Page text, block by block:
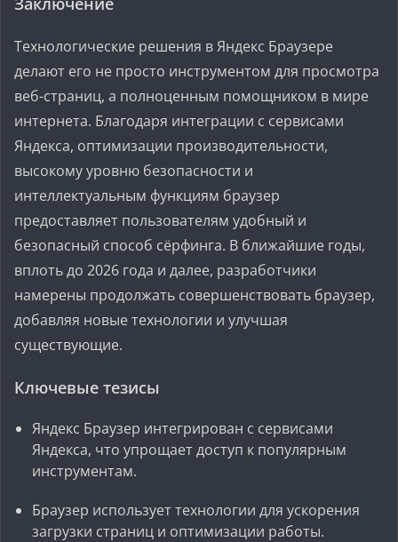
Технологические решения в Яндекс Браузере
делают его не просто инструментом для просмотра
веб-страниц, а полноценным помощником в мире
интернета. Благодаря интеграции с сервисами
Яндекса, оптимизации производительности,
высокому уровню безопасности и
интеллектуальным функциям браузер
предоставляет пользователям удобный и
безопасный способ сёрфинга. В ближайшие годы,
вплоть до 2026 года и далее, разработчики
намерены продолжать совершенствовать браузер,
добавляя новые технологии и улучшая
существующие.
Ключевые тезисы
Яндекс Браузер интегрирован с сервисами
Яндекса, что упрощает доступ к популярным
инструментам.
Браузер использует технологии для ускорения
загрузки страниц и оптимизации работы.